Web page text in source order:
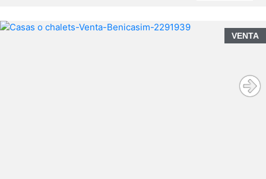
El precio del inmueble no incluye los honorarios de la
agencia que ascienden al 3% del precio final del
inmueble, ni los gastos de notaría y registro de la
dependiendo del precio de escrituración), ni los
impuestos (que en la Comunitat Valenciana varían
dependiendo del precio del inmueble y de las
VENTA